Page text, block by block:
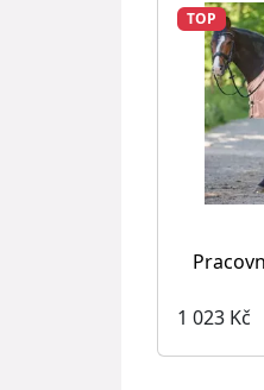
TOP
1 023 Kč